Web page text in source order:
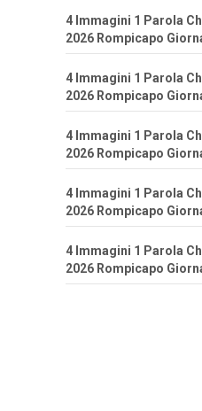
4 Immagini 1 Parola
2026 Rompicapo
4 Immagini 1 Parola
2026 Rompicapo
4 Immagini 1 Parola
2026 Rompicapo
4 Immagini 1 Parola
2026 Rompicapo
4 Immagini 1 Parola
2026 Rompicapo